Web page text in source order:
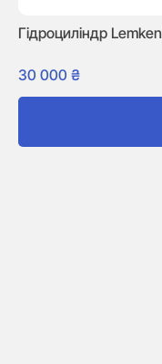
Гідроциліндр
30 000 ₴